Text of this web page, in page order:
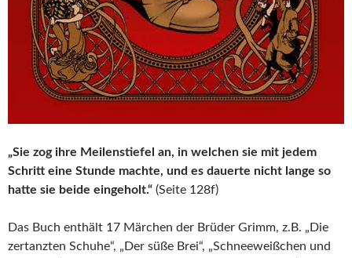
„Sie zog ihre Meilenstiefel an, in welchen sie mit jedem
Schritt eine Stunde machte, und es dauerte nicht lange so
hatte sie beide eingeholt.“ (Seite 128f)
Das Buch enthält 17 Märchen der Brüder Grimm, z.B. „Die
zertanzten Schuhe“, „Der süße Brei“, „Schneeweißchen und